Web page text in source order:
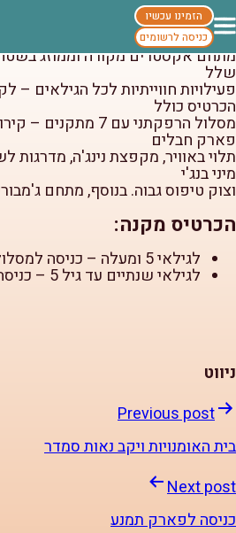
הזמינו עכשיו
כניסה לרשומים
טופ 94 פארק אתגרים
טופ 94 פארק אתגרים
שלל
פעילויות חווייתיות לכל הגילאים –
הכרטיס כולל
מסלול הרפקתני עם 7
פארק חבלים
תלוי באוויר, מקפצת נינג'ה, מדרגות
מיני בנג'י
וצוק טיפוס גבוה. בנוסף, מתחם ג'מבורי
הכרטיס מקנה:
לגילאי 5 ומעלה – כניסה למסלול ההרפתקני
לגילאי שנתיים עד גיל 5 – כניסה למתחם הג'מבורי.
ניווט
Previous post
בית האומנויות ויקב נאות סמדר
Next post
כניסה לפארק תמנע